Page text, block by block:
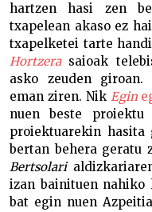
hartzen hasi zen
txapelean akaso ez
txapelketei tarte
Hortzerasaioak
asko zeuden
eman ziren. Nik Egin
nuen beste
proiektuarekin hasita
bertan behera geratu
Bertsolari
izan bainituen nahiko
bat egin nuen